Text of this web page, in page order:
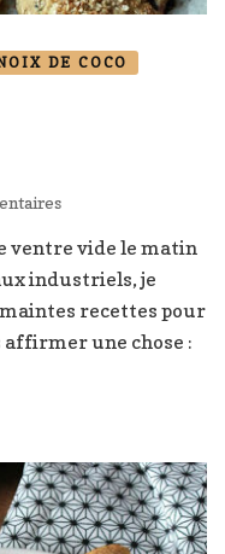
DE COCO
sur
muesli
ventre vide le matin
industriels, je
recettes pour
affirmer une chose :